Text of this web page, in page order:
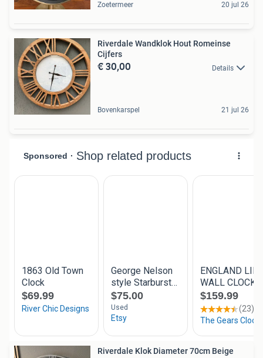
Zoetermeer 20 jul 26
Riverdale Wandklok Hout Romeinse
Cijfers
€ 30,00 Details
Bovenkarspel 21 jul 26
Riverdale Klok Diameter 70cm Beige